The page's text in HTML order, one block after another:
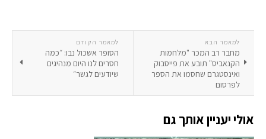
למאמר הקודם
הסופר אשכול נבו: ״כמה
חסרים לנו היום מנהיגים
שיודעים לגשר״
למאמר הבא
מחבר רב המכר "מלחמות
הקנאביס" תובע את פייסבוק
ואינסטגרם שחסמו את הספר
לפרסום
אולי יעניין אותך גם